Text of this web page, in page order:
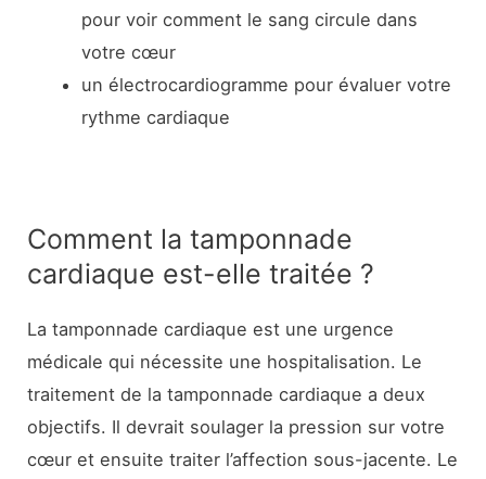
pour voir comment le sang circule dans
votre cœur
un électrocardiogramme pour évaluer votre
rythme cardiaque
Comment la tamponnade
cardiaque est-elle traitée ?
La tamponnade cardiaque est une urgence
médicale qui nécessite une hospitalisation. Le
traitement de la tamponnade cardiaque a deux
objectifs. Il devrait soulager la pression sur votre
cœur et ensuite traiter l’affection sous-jacente. Le